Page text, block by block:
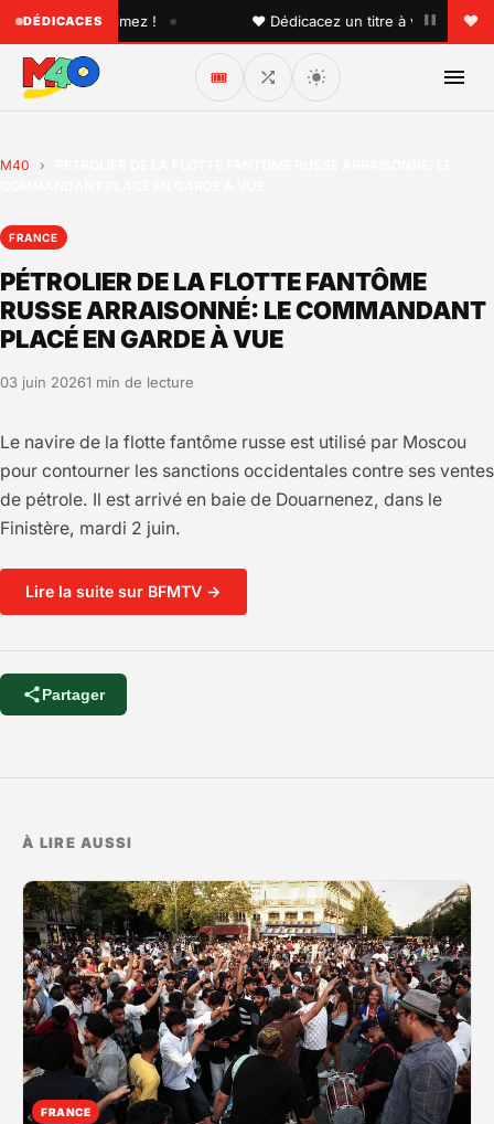
DÉDICACES
que vous aimez ! • ♥ Dédicacez un titre à vos proches
🎟️
M40 ›
FRANCE
PÉTROLIER DE LA FLOTTE FANTÔME
RUSSE ARRAISONNÉ: LE COMMANDANT
PLACÉ EN GARDE À VUE
03 juin 20261 min de lecture
Le navire de la flotte fantôme russe est utilisé par Moscou
pour contourner les sanctions occidentales contre ses ventes
de pétrole. Il est arrivé en baie de Douarnenez, dans le
Finistère, mardi 2 juin.
Lire la suite sur BFMTV →
Partager
À LIRE AUSSI
FRANCE